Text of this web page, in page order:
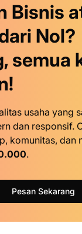
Bisnis
Nol?
semua
usaha yang
dan responsif.
komunitas, dan
.
Pesan Sekarang